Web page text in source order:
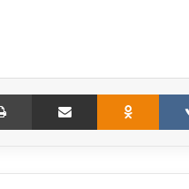
VKontakte
Odnoklassniki
Share via Email